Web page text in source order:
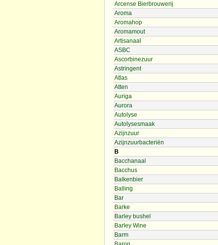
Arcense Bierbrouwerij
Aroma
Aromahop
Aromamout
Artisanaal
ASBC
Ascorbinezuur
Astringent
Atlas
Atten
Auriga
Aurora
Autolyse
Autolysesmaak
Azijnzuur
Azijnzuurbacteriën
B
Bacchanaal
Bacchus
Balkenbier
Balling
Bar
Barke
Barley bushel
Barley Wine
Barm